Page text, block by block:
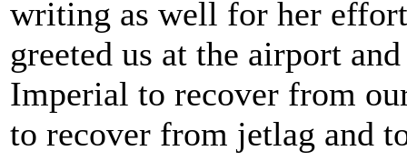
writing as well for her
greeted us at the airport
Imperial to recover from
to recover from jetlag and